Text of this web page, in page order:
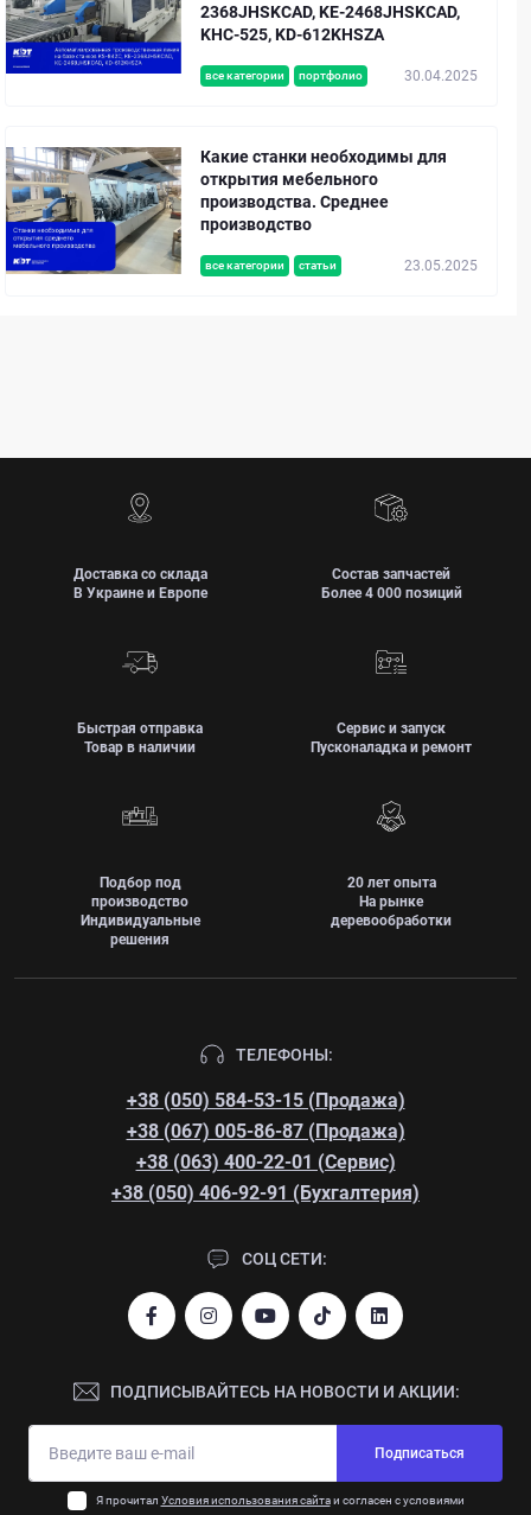
все категории портфолио 30.04.2025
2368JHSKCAD, KE-2468JHSKCAD,
KHC-525, KD-612KHSZA
все категории статьи 23.05.2025
Какие станки необходимы для
открытия мебельного
производства. Среднее
производство
Доставка со склада
В Украине и Европе
Состав запчастей
Более 4 000 позиций
Быстрая отправка
Товар в наличии
Сервис и запуск
Пусконаладка и ремонт
Подбор под
производство
Индивидуальные
решения
20 лет опыта
На рынке
деревообработки
ТЕЛЕФОНЫ:
+38 (050) 584-53-15 (Продажа)
+38 (067) 005-86-87 (Продажа)
+38 (063) 400-22-01 (Сервис)
+38 (050) 406-92-91 (Бухгалтерия)
СОЦ СЕТИ:
ПОДПИСЫВАЙТЕСЬ НА НОВОСТИ И АКЦИИ:
Подписаться
Я прочитал Условия использования сайтаи согласен с условиями